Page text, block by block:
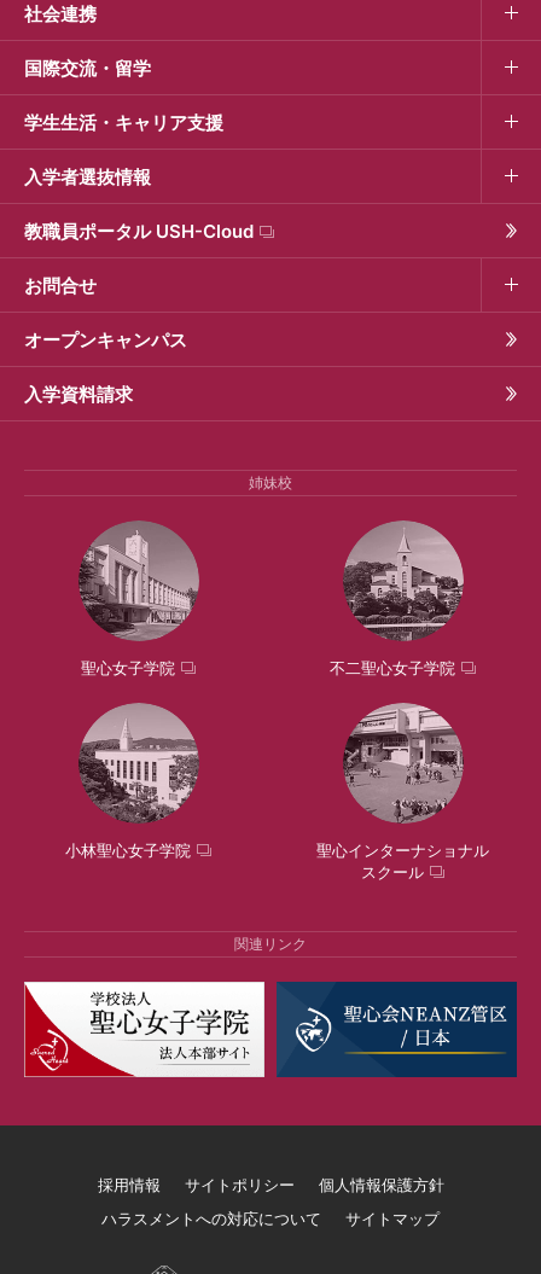
社会連携
国際交流・留学
学生生活・キャリア支援
入学者選抜情報
教職員ポータル USH-Cloud
お問合せ
オープンキャンパス
入学資料請求
姉妹校
聖心女子学院 不二聖心女子学院
小林聖心女子学院
聖心インターナショナル
スクール
関連リンク
採用情報 サイトポリシー
個人情報保護方針
ハラスメントへの対応について
サイトマップ